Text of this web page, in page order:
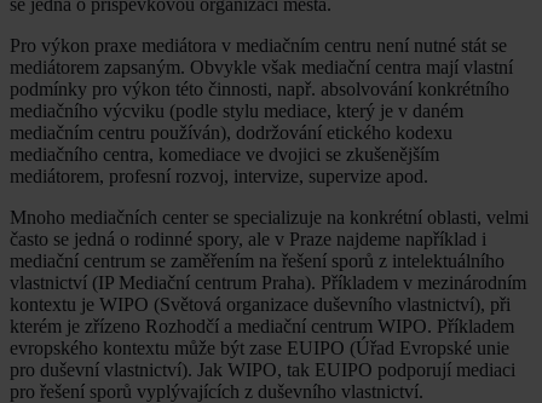
Pro výkon praxe mediátora v mediačním centru není nutné stát se
mediátorem zapsaným. Obvykle však mediační centra mají vlastní
podmínky pro výkon této činnosti, např. absolvování konkrétního
mediačního výcviku (podle stylu mediace, který je v daném
mediačním centru používán), dodržování etického kodexu
mediačního centra, komediace ve dvojici se zkušenějším
mediátorem, profesní rozvoj, intervize, supervize apod.
Mnoho mediačních center se specializuje na konkrétní oblasti, velmi
často se jedná o rodinné spory, ale v Praze najdeme například i
mediační centrum se zaměřením na řešení sporů z intelektuálního
vlastnictví (IP Mediační centrum Praha). Příkladem v mezinárodním
kontextu je WIPO (Světová organizace duševního vlastnictví), při
kterém je zřízeno Rozhodčí a mediační centrum WIPO. Příkladem
evropského kontextu může být zase EUIPO (Úřad Evropské unie
pro duševní vlastnictví). Jak WIPO, tak EUIPO podporují mediaci
pro řešení sporů vyplývajících z duševního vlastnictví.